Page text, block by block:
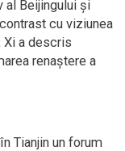
al Beijingului și
cu viziunea
Xi a descris
renaștere a
Tianjin un forum